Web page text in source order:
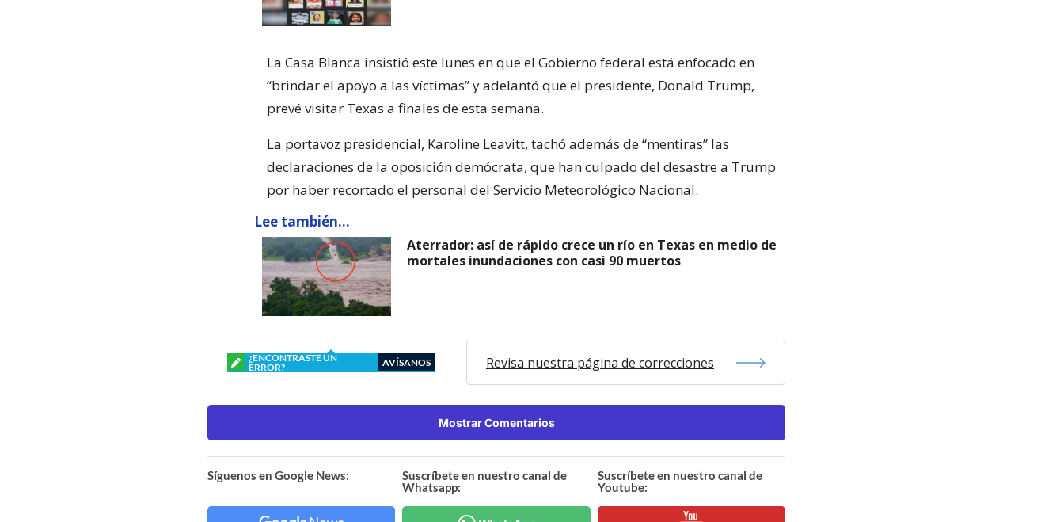
La Casa Blanca insistió este lunes en que el Gobierno federal está enfocado en
“brindar el apoyo a las víctimas” y adelantó que el presidente, Donald Trump,
prevé visitar Texas a finales de esta semana.
La portavoz presidencial, Karoline Leavitt, tachó además de “mentiras” las
declaraciones de la oposición demócrata, que han culpado del desastre a Trump
por haber recortado el personal del Servicio Meteorológico Nacional.
Lee también...
Aterrador: así de rápido crece un río en Texas en medio de
mortales inundaciones con casi 90 muertos
¿ENCONTRASTE UN
ERROR?
AVÍSANOS Revisa nuestra página de correcciones
Mostrar Comentarios
Síguenos en Google News:
Suscríbete en nuestro canal de
Whatsapp:
Suscríbete en nuestro canal de
Youtube: